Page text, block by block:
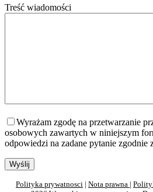
Treść wiadomości
Wyrażam zgodę na przetwarzanie
osobowych zawartych w niniejszym
odpowiedzi na zadane pytanie zgodnie
Polityka prywatnosci | Nota prawna |